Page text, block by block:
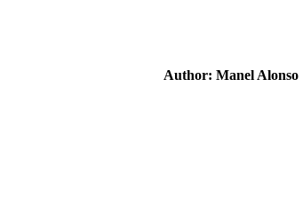
Author: Manel Alonso